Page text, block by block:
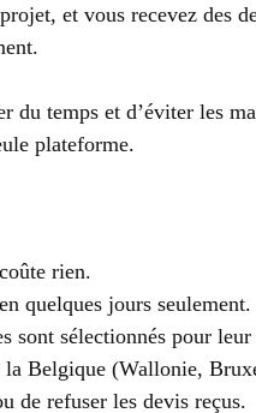
et vous recevez des
du temps et d’éviter les
plateforme.
rien.
quelques jours seulement.
sont sélectionnés pour
la Belgique (Wallonie,
de refuser les devis reçus.